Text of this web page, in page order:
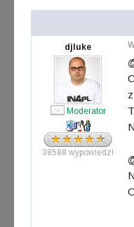
djluke
Moderator
38588 wypowiedzi